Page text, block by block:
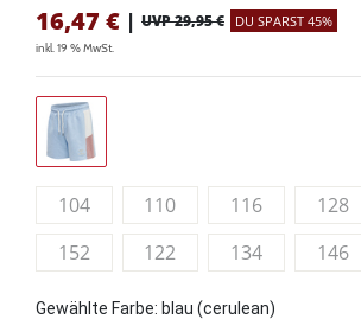
16,47 € | UVP 29,95 € DU SPARST 45%
inkl. 19 % MwSt.
104 110 116 128
152
122 134 146
Gewählte Farbe: blau (cerulean)